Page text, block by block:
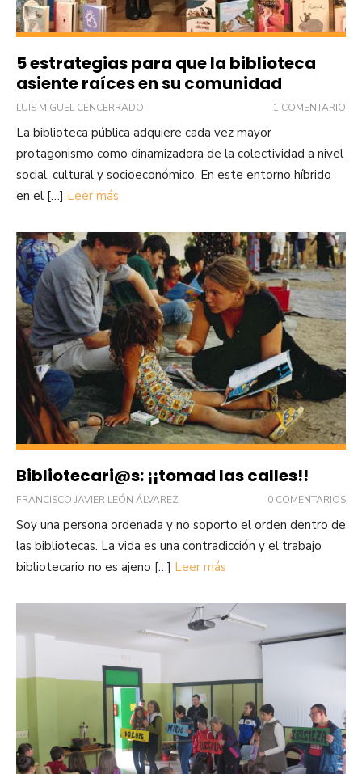
5 estrategias para que la biblioteca
asiente raíces en su comunidad
LUIS MIGUEL CENCERRADO 1 COMENTARIO
La biblioteca pública adquiere cada vez mayor
protagonismo como dinamizadora de la colectividad a nivel
social, cultural y socioeconómico. En este entorno híbrido
en el […] Leer más
Bibliotecari@s: ¡¡tomad las calles!!
FRANCISCO JAVIER LEÓN ÁLVAREZ 0 COMENTARIOS
Soy una persona ordenada y no soporto el orden dentro de
las bibliotecas. La vida es una contradicción y el trabajo
bibliotecario no es ajeno […] Leer más